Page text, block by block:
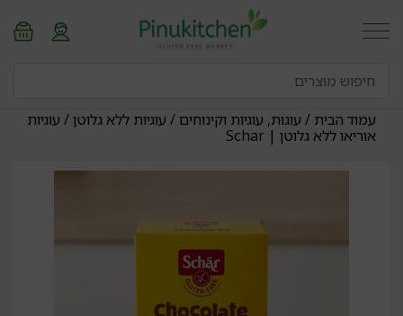
עמוד הבית / עוגות, עוגיות וקינוחים / עוגיות ללא גלוטן/ עוגיות
אוריאו ללא גלוטן | Schar